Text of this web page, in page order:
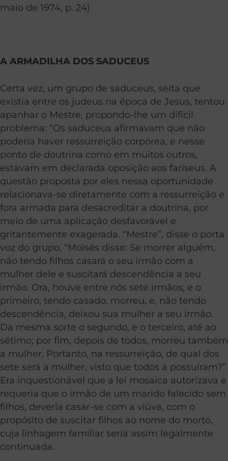
maio de 1974, p. 24)
A ARMADILHA DOS SADUCEUS
Certa vez, um grupo de saduceus, seita que
existia entre os judeus na época de Jesus, tentou
apanhar o Mestre, propondo-lhe um difícil
problema: “Os saduceus afirmavam que não
poderia haver ressurreição corpórea, e nesse
ponto de doutrina como em muitos outros,
estavam em declarada oposição aos fariseus. A
questão proposta por eles nessa oportunidade
relacionava-se diretamente com a ressurreição e
fora armada para desacreditar a doutrina, por
meio de uma aplicação desfavorável e
gritantemente exagerada. “Mestre”, disse o porta
voz do grupo, “Moisés disse: Se morrer alguém,
não tendo filhos casará o seu irmão com a
mulher dele e suscitará descendência a seu
irmão. Ora, houve entre nós sete irmãos; e o
primeiro, tendo casado, morreu, e, não tendo
descendência, deixou sua mulher a seu irmão.
Da mesma sorte o segundo, e o terceiro, até ao
sétimo; por fim, depois de todos, morreu também
a mulher. Portanto, na ressurreição, de qual dos
sete será a mulher, visto que todos a possuíram?”
Era inquestionável que a lei mosaica autorizava e
requeria que o irmão de um marido falecido sem
filhos, deveria casar-se com a viúva, com o
propósito de suscitar filhos ao nome do morto,
cuja linhagem familiar seria assim legalmente
continuada.